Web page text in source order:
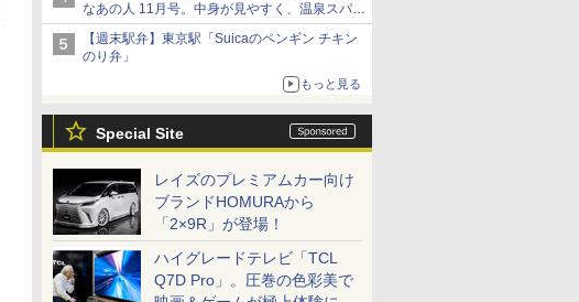
なあの人 11月号。中身が見やすく、温泉スパに
も使える
【週末駅弁】東京駅「Suicaのペンギン チキン
のり弁」
もっと見る
Special Site
レイズのプレミアムカー向け
ブランドHOMURAから
「2×9R」が登場！
ハイグレードテレビ「TCL
Q7D Pro」。圧巻の色彩美で